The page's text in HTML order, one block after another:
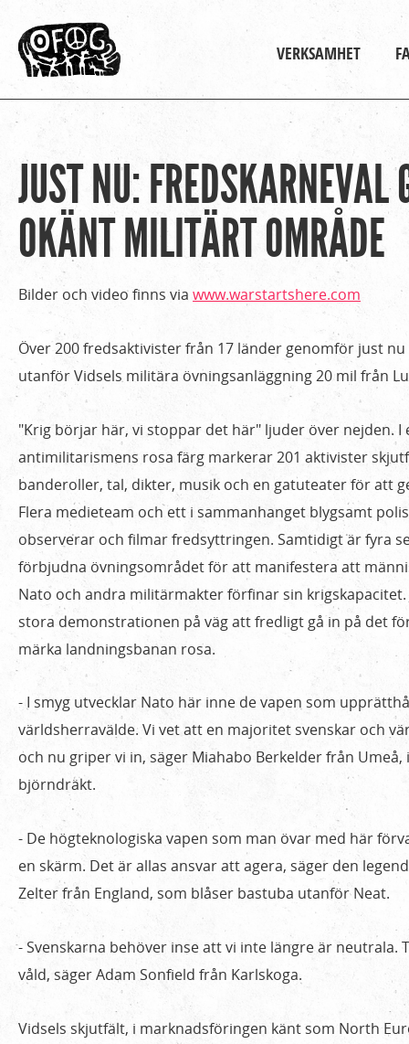
Huvudmeny
VERKSAMHET
är
här
Hem
›
För
media
Pressmeddelanden
nu:
går
okänt
militärt
område
JUST NU: FREDSKARNEVAL
OKÄNT MILITÄRT OMRÅDE
Bilder och video finns via www.warstartshere.com
Över 200 fredsaktivister från 17 länder genomför just
utanför Vidsels militära övningsanläggning 20 mil från
"Krig börjar här, vi stoppar det här" ljuder över nejden. I
antimilitarismens rosa färg markerar 201 aktivister
banderoller, tal, dikter, musik och en gatuteater för att
Flera medieteam och ett i sammanhanget blygsamt
observerar och filmar fredsyttringen. Samtidigt är fyra
förbjudna övningsområdet för att manifestera att
Nato och andra militärmakter förfinar sin krigskapacitet.
stora demonstrationen på väg att fredligt gå in på det
märka landningsbanan rosa.
- I smyg utvecklar Nato här inne de vapen som
världsherravälde. Vi vet att en majoritet svenskar och
och nu griper vi in, säger Miahabo Berkelder från
björndräkt.
- De högteknologiska vapen som man övar med här
en skärm. Det är allas ansvar att agera, säger den
Zelter från England, som blåser bastuba utanför Neat.
- Svenskarna behöver inse att vi inte längre är neutrala.
våld, säger Adam Sonfield från Karlskoga.
Vidsels skjutfält, i marknadsföringen känt som North